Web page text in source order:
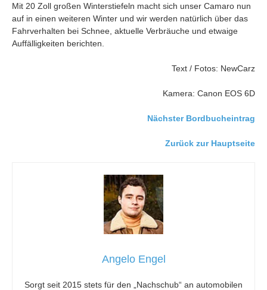
Mit 20 Zoll großen Winterstiefeln macht sich unser Camaro nun
auf in einen weiteren Winter und wir werden natürlich über das
Fahrverhalten bei Schnee, aktuelle Verbräuche und etwaige
Auffälligkeiten berichten.
Text / Fotos: NewCarz
Kamera: Canon EOS 6D
Nächster Bordbucheintrag
Zurück zur Hauptseite
Angelo Engel
Sorgt seit 2015 stets für den „Nachschub“ an automobilen